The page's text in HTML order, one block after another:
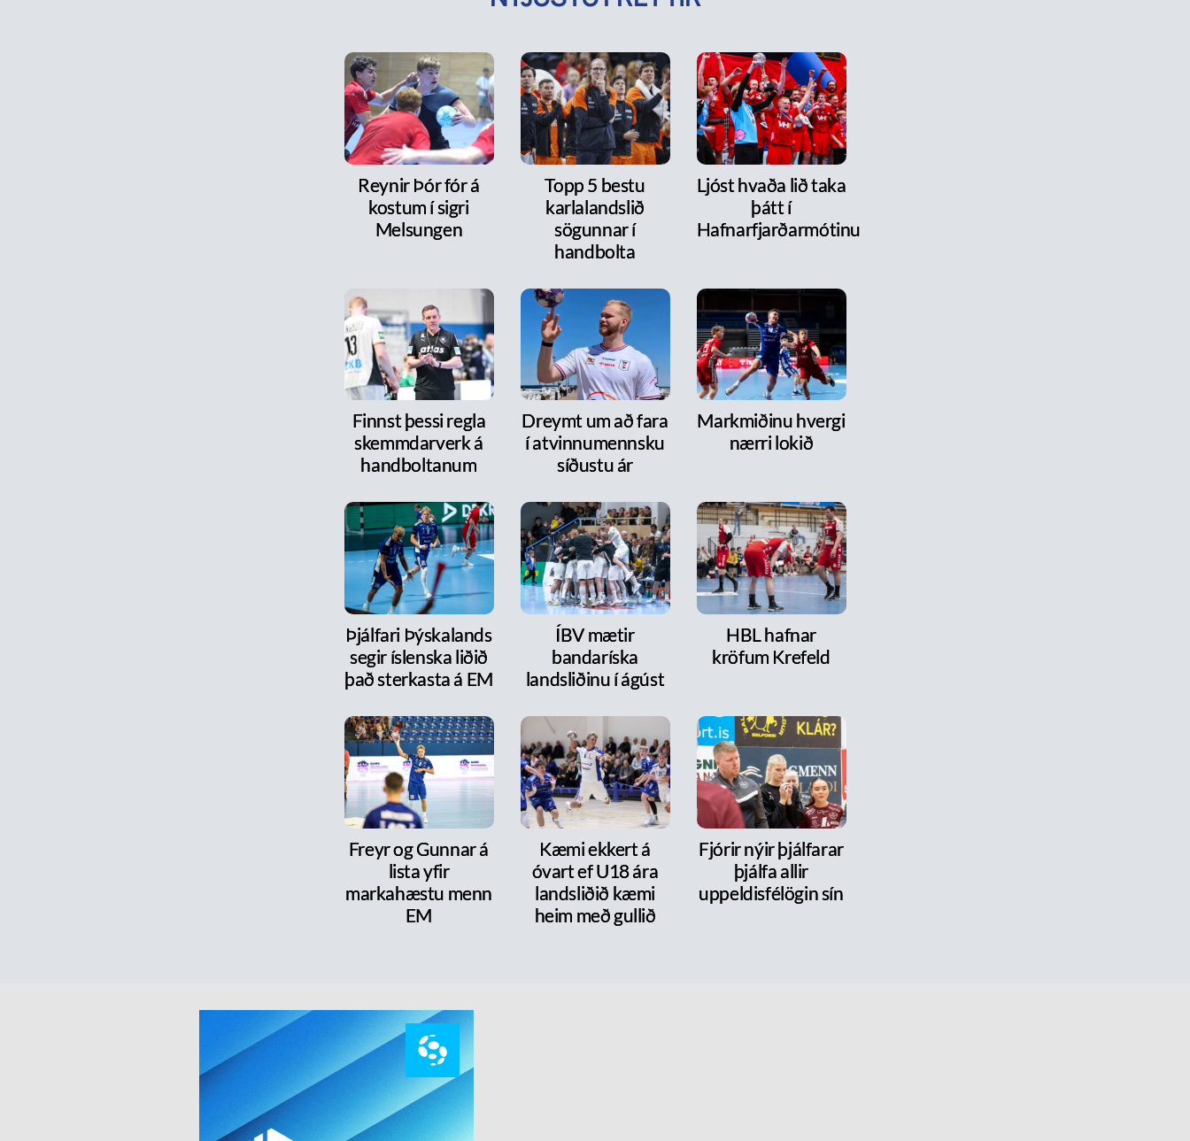
Reynir Þór fór á
kostum í sigri
Melsungen
Topp 5 bestu
karlalandslið
sögunnar í
handbolta
Ljóst hvaða lið taka
þátt í
Hafnarfjarðarmótinu
Finnst þessi regla
skemmdarverk á
handboltanum
Dreymt um að fara
í atvinnumennsku
síðustu ár
Markmiðinu hvergi
nærri lokið
Þjálfari Þýskalands
segir íslenska liðið
það sterkasta á EM
ÍBV mætir
bandaríska
landsliðinu í ágúst
HBL hafnar
kröfum Krefeld
Freyr og Gunnar á
lista yfir
markahæstu menn
EM
Kæmi ekkert á
óvart ef U18 ára
landsliðið kæmi
heim með gullið
Fjórir nýir þjálfarar
þjálfa allir
uppeldisfélögin sín